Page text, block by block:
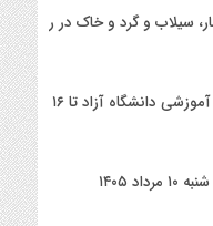
سیلاب و گرد و خاک در راه
ثبت‌نام هفتمین دوره طرح دستیاری آموزشی دانشگاه آزاد تا ۱۶
۱۴۰۵